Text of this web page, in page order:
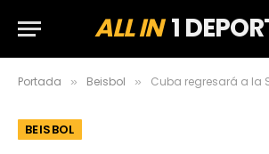
ALL IN1
Portada » Beisbol » Cuba regresará a la
BEISBOL